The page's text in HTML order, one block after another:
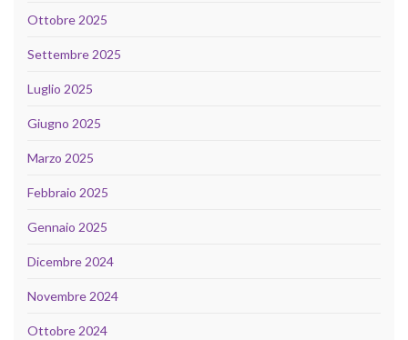
Ottobre 2025
Settembre 2025
Luglio 2025
Giugno 2025
Marzo 2025
Febbraio 2025
Gennaio 2025
Dicembre 2024
Novembre 2024
Ottobre 2024